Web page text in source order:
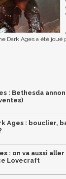
Dark Ages a été joué
: Bethesda
Ages : bouclier,
: on va aussi
Lovecraft